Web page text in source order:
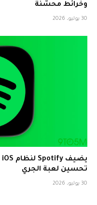
وخرائط محسّنة
30 يوليو، 2026
تحسين لعبة الجري
30 يوليو، 2026